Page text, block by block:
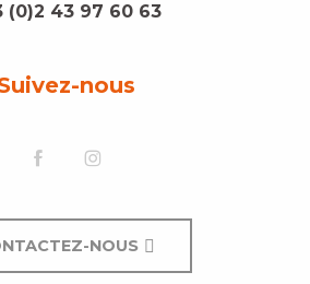
(0)2 43 97 60 63
nous
NOUS